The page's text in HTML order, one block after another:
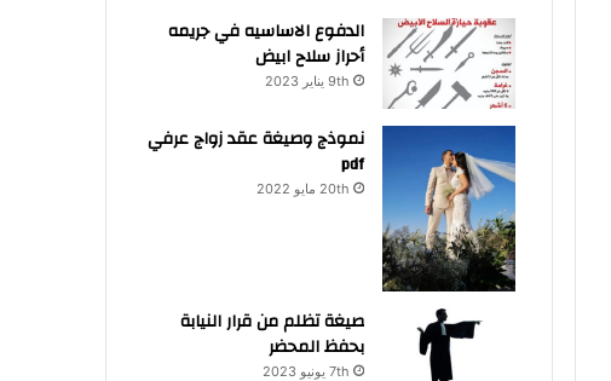
الدفوع الاساسيه في جريمه
أحراز سلاح ابيض
9th يناير 2023
نموذج وصيغة عقد زواج عرفي
pdf
20th مايو 2022
صيغة تظلم من قرار النيابة
بحفظ المحضر
7th يونيو 2023